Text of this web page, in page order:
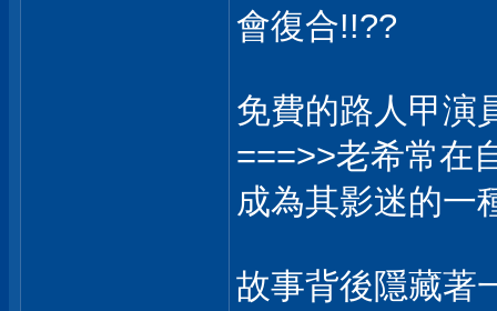
會復合!!??
免費的路人甲演
===>>老希常在
成為其影迷的一
故事背後隱藏著